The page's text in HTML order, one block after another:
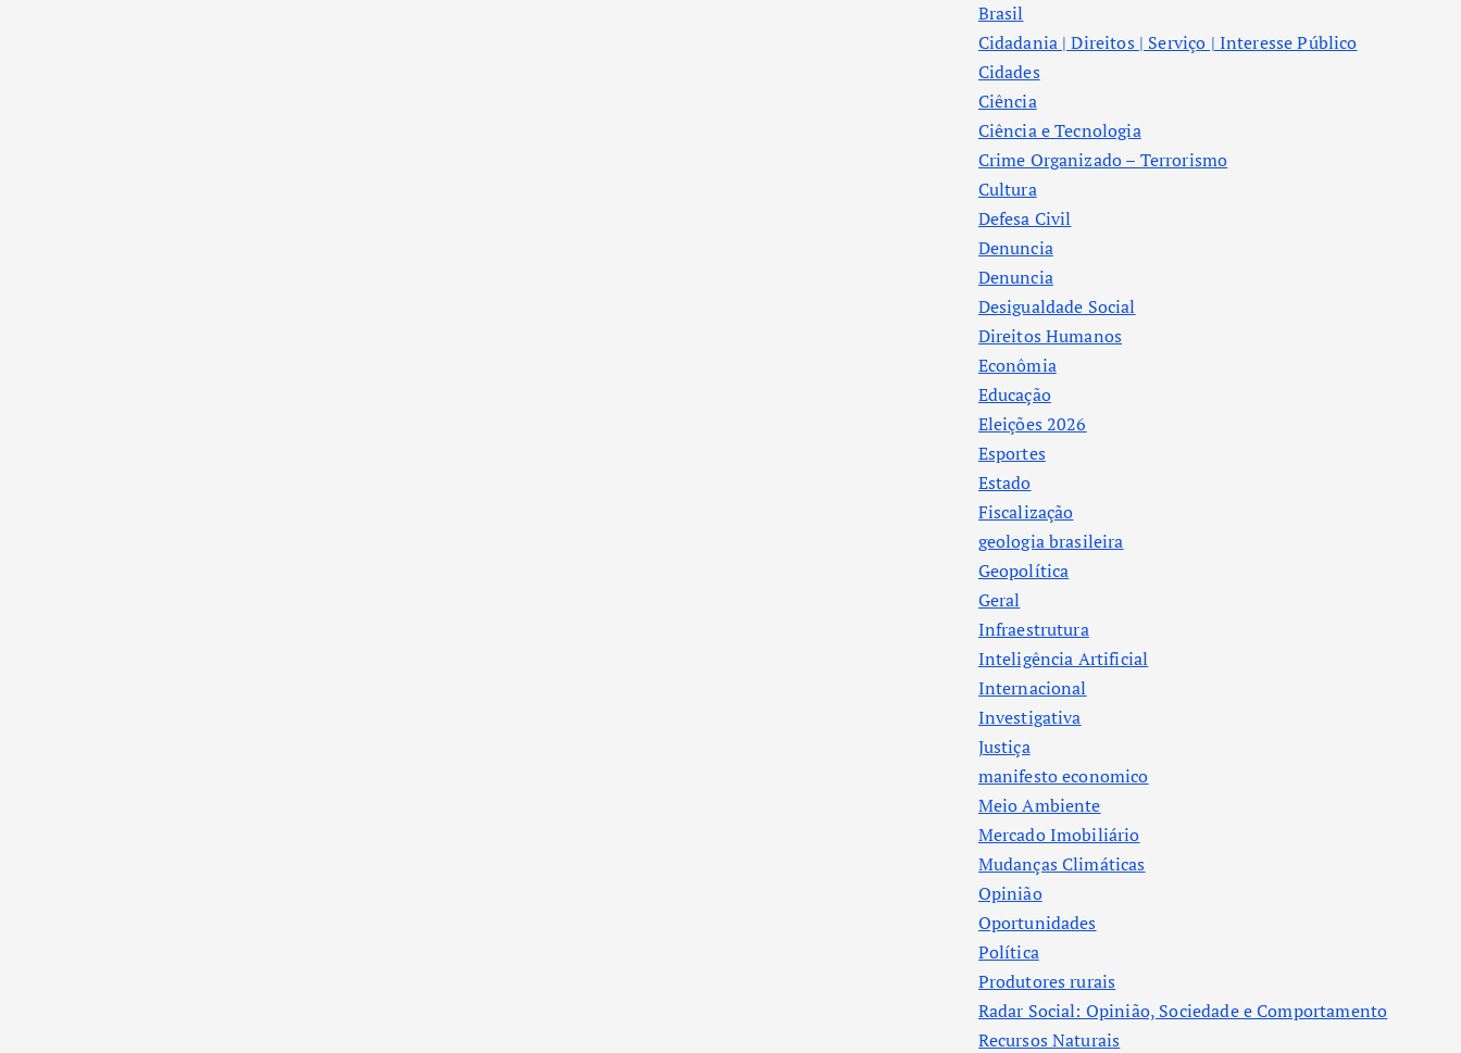
Brasil
Cidadania | Direitos | Serviço | Interesse Público
Cidades
Ciência
Ciência e Tecnologia
Crime Organizado – Terrorismo
Cultura
Defesa Civil
Denuncia
Denuncia
Desigualdade Social
Direitos Humanos
Econômia
Educação
Eleições 2026
Esportes
Estado
Fiscalização
geologia brasileira
Geopolítica
Geral
Infraestrutura
Inteligência Artificial
Internacional
Investigativa
Justiça
manifesto economico
Meio Ambiente
Mercado Imobiliário
Mudanças Climáticas
Opinião
Oportunidades
Política
Produtores rurais
Radar Social: Opinião, Sociedade e Comportamento
Recursos Naturais